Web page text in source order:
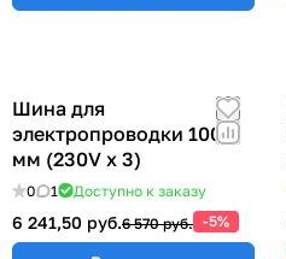
Шина для
электропроводки 1000
мм (230V x 3)
0 1 Доступно к заказу
6 241,50 руб.6 570 руб. -5%